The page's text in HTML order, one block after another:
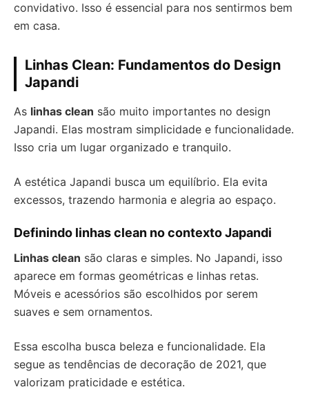
convidativo. Isso é essencial para nos sentirmos bem
em casa.
Linhas Clean: Fundamentos do Design
Japandi
As linhas clean são muito importantes no design
Japandi. Elas mostram simplicidade e funcionalidade.
Isso cria um lugar organizado e tranquilo.
A estética Japandi busca um equilíbrio. Ela evita
excessos, trazendo harmonia e alegria ao espaço.
Definindo linhas clean no contexto Japandi
Linhas clean são claras e simples. No Japandi, isso
aparece em formas geométricas e linhas retas.
Móveis e acessórios são escolhidos por serem
suaves e sem ornamentos.
Essa escolha busca beleza e funcionalidade. Ela
segue as tendências de decoração de 2021, que
valorizam praticidade e estética.